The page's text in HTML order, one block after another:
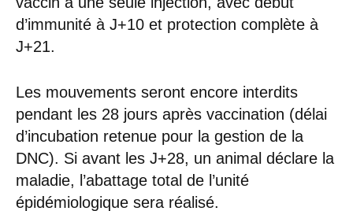
d’immunité à J+10 et protection complète à
J+21.
Les mouvements seront encore interdits
pendant les 28 jours après vaccination (délai
d’incubation retenue pour la gestion de la
DNC). Si avant les J+28, un animal déclare la
maladie, l’abattage total de l’unité
épidémiologique sera réalisé.